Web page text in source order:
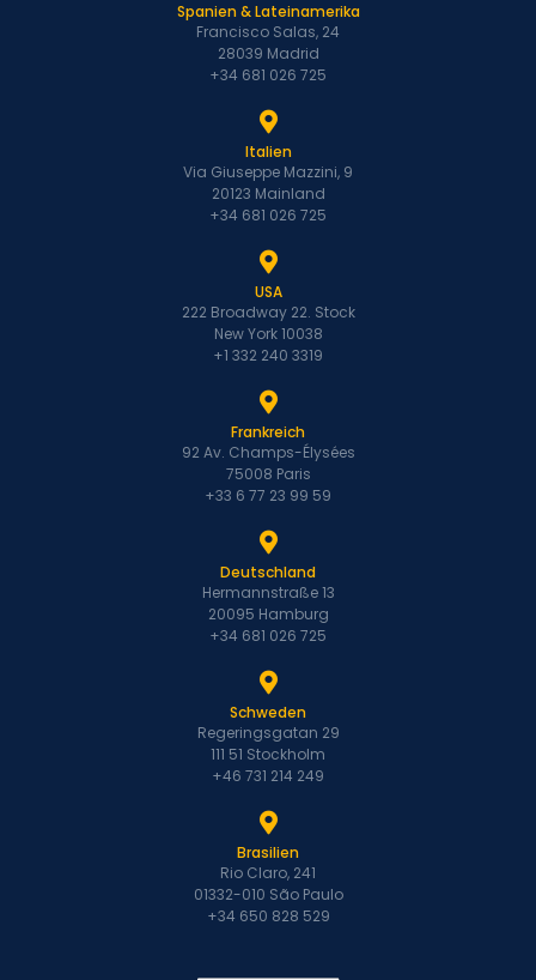
Spanien & Lateinamerika
Francisco Salas, 24
28039 Madrid
+34 681 026 725
Italien
Via Giuseppe Mazzini, 9
20123 Mainland
+34 681 026 725
USA
222 Broadway 22. Stock
New York 10038
+1 332 240 3319
Frankreich
92 Av. Champs-Élysées
75008 Paris
+33 6 77 23 99 59
Deutschland
Hermannstraße 13
20095 Hamburg
+34 681 026 725
Schweden
Regeringsgatan 29
111 51 Stockholm
+46 731 214 249
Brasilien
Rio Claro, 241
01332-010 São Paulo
+34 650 828 529